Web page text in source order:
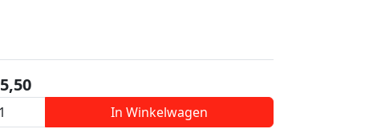
5,50
In Winkelwagen